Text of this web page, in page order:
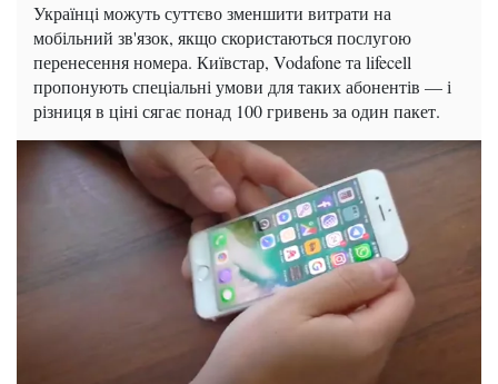
Українці можуть суттєво зменшити витрати на
мобільний зв'язок, якщо скористаються послугою
перенесення номера. Київстар, Vodafone та lifecell
пропонують спеціальні умови для таких абонентів — і
різниця в ціні сягає понад 100 гривень за один пакет.